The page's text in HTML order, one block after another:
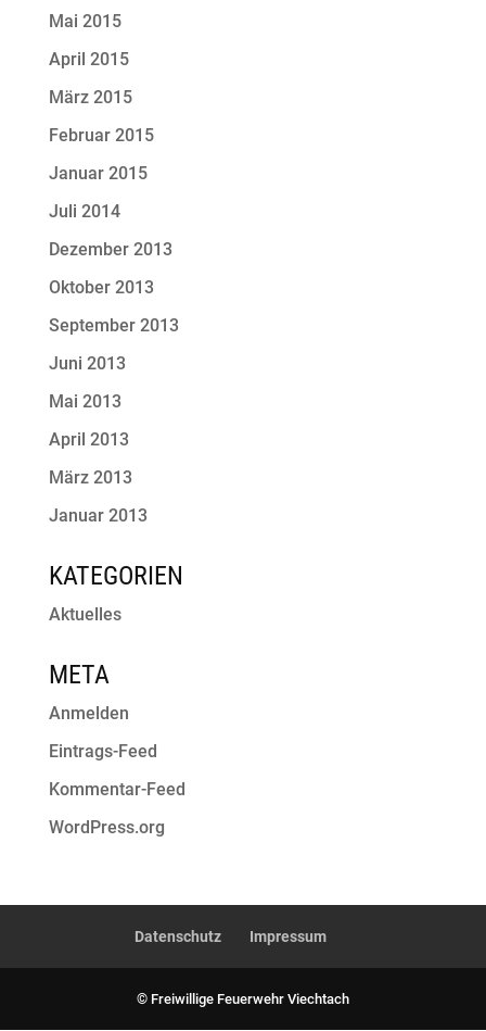
Mai 2015
April 2015
März 2015
Februar 2015
Januar 2015
Juli 2014
Dezember 2013
Oktober 2013
September 2013
Juni 2013
Mai 2013
April 2013
März 2013
Januar 2013
KATEGORIEN
Aktuelles
META
Anmelden
Eintrags-Feed
Kommentar-Feed
WordPress.org
Datenschutz Impressum
© Freiwillige Feuerwehr Viechtach